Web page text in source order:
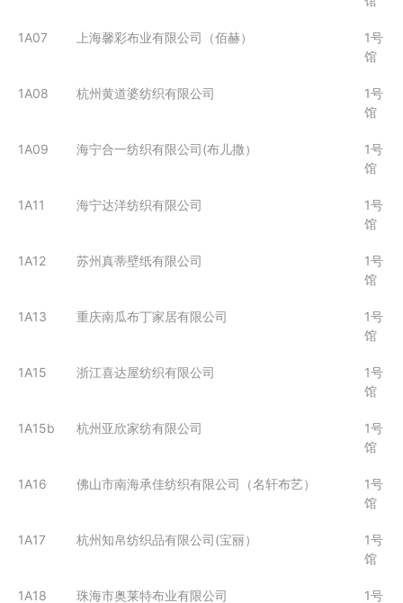
1A07 上海馨彩布业有限公司（佰赫）
1号
馆
1A08 杭州黄道婆纺织有限公司
1号
馆
1A09 海宁合一纺织有限公司(布儿撒）
1号
馆
1A11 海宁达洋纺织有限公司
1号
馆
1A12 苏州真蒂壁纸有限公司
1号
馆
1A13 重庆南瓜布丁家居有限公司
1号
馆
1A15 浙江喜达屋纺织有限公司
1号
馆
1A15b 杭州亚欣家纺有限公司
1号
馆
1A16 佛山市南海承佳纺织有限公司（名轩布艺）
1号
馆
1A17 杭州知帛纺织品有限公司(宝丽）
1号
馆
1A18 珠海市奥莱特布业有限公司
1号